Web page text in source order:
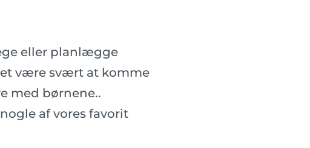
eller planlægge
være svært at komme
med børnene..
af vores favorit